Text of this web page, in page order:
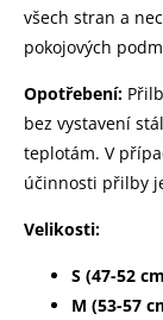
všech stran a
pokojových
Opotřebení:
bez vystavení
teplotám. V
účinnosti přilby
Velikosti:
S (47-52
M (53-57